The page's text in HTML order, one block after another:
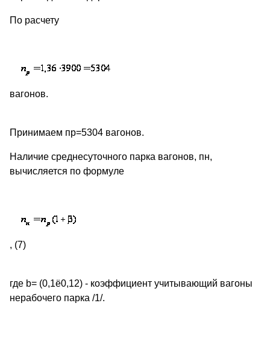
По расчету
вагонов.
Принимаем пр=5304 вагонов.
Наличие среднесуточного парка вагонов, пн,
вычисляется по формуле
, (7)
где b= (0,1ё0,12) - коэффициент учитывающий вагоны
нерабочего парка /1/.